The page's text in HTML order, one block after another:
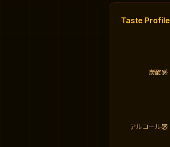
Taste Profile
アルコール感
炭酸感